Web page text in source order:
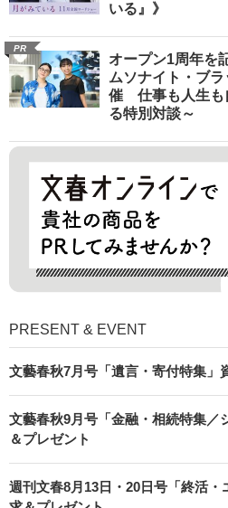
いる』》
PR
オープン1周年を
ムソナイト・ブ
催 仕事も人生も
る特別対談～
PRESENT & EVENT
文藝春秋7月号「遺言・寄付特集」
文藝春秋9月号「金融・相続特集／
＆プレゼント
週刊文春8月13日・20日号「終活